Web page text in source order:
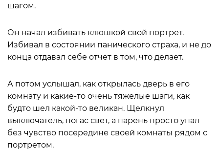
шагом.
Он начал избивать клюшкой свой портрет.
Избивал в состоянии панического страха, и не до
конца отдавал себе отчет в том, что делает.
А потом услышал, как открылась дверь в его
комнату и какие-то очень тяжелые шаги, как
будто шел какой-то великан. Щелкнул
выключатель, погас свет, а парень просто упал
без чувство посередине своей комнаты рядом с
портретом.